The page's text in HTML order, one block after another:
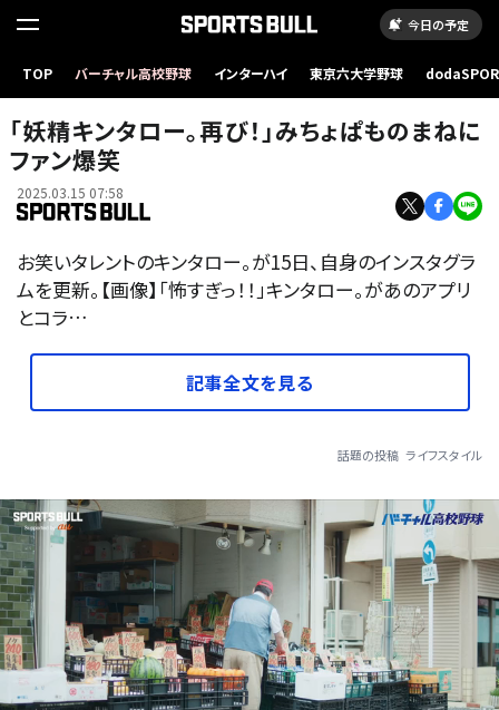
今日の予定
TOP バーチャル高校野球 インターハイ 東京六大学野球
「妖精キンタロー。再び！」みちょぱものまねに
ファン爆笑
2025.03.15 07:58
お笑いタレントのキンタロー。が15日、自身のインスタグラ
ムを更新。【画像】「怖すぎっ！！」キンタロー。があのアプリ
とコラ…
記事全文を見る
話題の投稿 ライフスタイル